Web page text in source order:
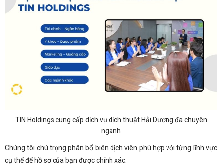
TIN Holdings cung cấp dịch vụ dịch thuật Hải Dương đa chuyên
ngành
Chúng tôi chú trọng phân bổ biên dịch viên phù hợp với từng lĩnh vực
cụ thể để hồ sơ của bạn được chính xác.